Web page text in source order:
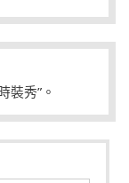
裝秀”。